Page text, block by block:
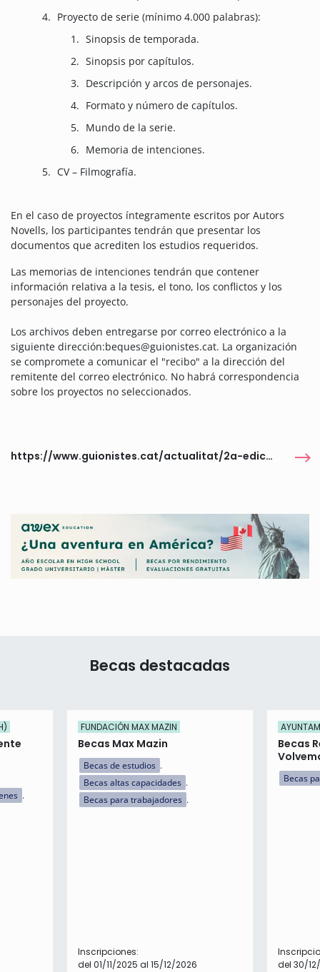
Proyecto de serie (mínimo 4.000 palabras):
Sinopsis de temporada.
Sinopsis por capítulos.
Descripción y arcos de personajes.
Formato y número de capítulos.
Mundo de la serie.
Memoria de intenciones.
CV – Filmografía.
En el caso de proyectos íntegramente escritos por Autors
Novells, los participantes tendrán que presentar los
documentos que acrediten los estudios requeridos.
Las memorias de intenciones tendrán que contener
información relativa a la tesis, el tono, los conflictos y los
personajes del proyecto.
Los archivos deben entregarse por correo electrónico a la
siguiente dirección:beques@guionistes.cat. La organización
se compromete a comunicar el "recibo" a la dirección del
remitente del correo electrónico. No habrá correspondencia
sobre los proyectos no seleccionados.
https://www.guionistes.cat/actualitat/2a-edicio-de-les-beques-gac-a-lescriptura-de-guions/
Becas destacadas
FUNDACIÓN MAX MAZIN
Becas Max Mazin
Becas de estudios
Becas altas capacidades
Becas para trabajadores
Inscripciones:
del 01/11/2025 al 15/12/2026
Becas
Becas
del 30/